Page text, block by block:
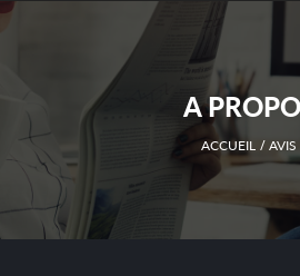
A
ACCUEIL AVIS